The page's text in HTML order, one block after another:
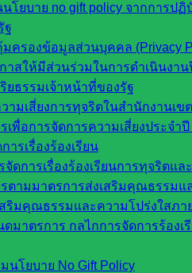
โยบาย no gift policy จากการป
ฐ
ครองข้อมูลส่วนบุคคล (Privacy
าสให้มีส่วนร่วมในการดำเนินงา
ยธรรมเจ้าหน้าที่ของรัฐ
ามเสี่ยงการทุจริตในสำนักงานเ
เพื่อการจัดการความเสี่ยงประจำปี
ารเรื่องร้องเรียน
ดการเรื่องร้องเรียนการทุจริตแ
ตามมาตรการส่งเสริมคุณธรรมแ
ริมคุณธรรมและความโปร่งใสภา
มาตรการ กลไกการจัดการร้องเ
นโยบาย No Gift Policy
ดสระแก้ว
จังหวัดสระแก้ว
ระแก้ว
งหวัดสระแก้ว
ป.สระแก้ว เขต 1
ป.สระแก้ว เขต 2
แก้ว
เย็น